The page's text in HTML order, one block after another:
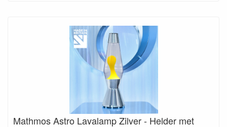
Mathmos Astro Lavalamp Zilver - Helder met